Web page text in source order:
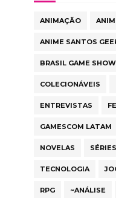
ANIMAÇÃO
ANIME SANTOS
BRASIL GAME SHOW
COLECIONÁVEIS
ENTREVISTAS
GAMESCOM LATAM
NOVELAS SÉRIES
TECNOLOGIA
RPG ~ANÁLISE